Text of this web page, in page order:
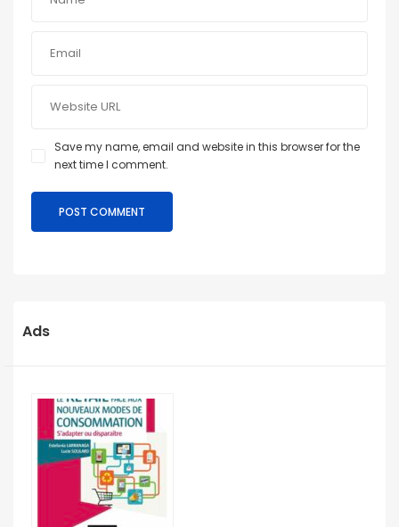
Save my name, email and website in this browser for the
next time I comment.
Ads